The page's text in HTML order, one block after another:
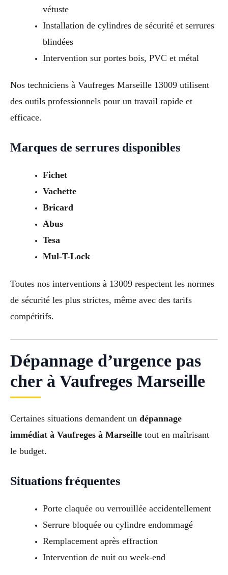
vétuste
Installation de cylindres de sécurité et serrures
blindées
Intervention sur portes bois, PVC et métal
Nos techniciens à Vaufreges Marseille 13009 utilisent
des outils professionnels pour un travail rapide et
efficace.
Marques de serrures disponibles
Fichet
Vachette
Bricard
Abus
Tesa
Mul-T-Lock
Toutes nos interventions à 13009 respectent les normes
de sécurité les plus strictes, même avec des tarifs
compétitifs.
Dépannage d’urgence pas
cher à Vaufreges Marseille
Certaines situations demandent un dépannage
immédiat à Vaufreges à Marseille tout en maîtrisant
le budget.
Situations fréquentes
Porte claquée ou verrouillée accidentellement
Serrure bloquée ou cylindre endommagé
Remplacement après effraction
Intervention de nuit ou week-end